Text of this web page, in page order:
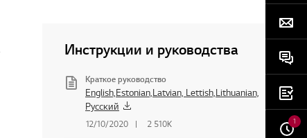
Инструкции и руководства
Краткое руководство
English,Estonian,Latvian, Lettish,Lithuanian,
Русский
12/10/2020 2 510K 1